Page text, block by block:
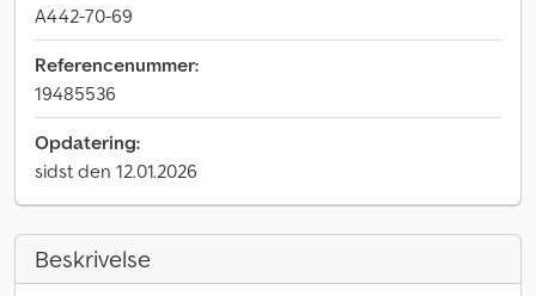
A442-70-69
Referencenummer:
19485536
Opdatering:
sidst den 12.01.2026
Beskrivelse